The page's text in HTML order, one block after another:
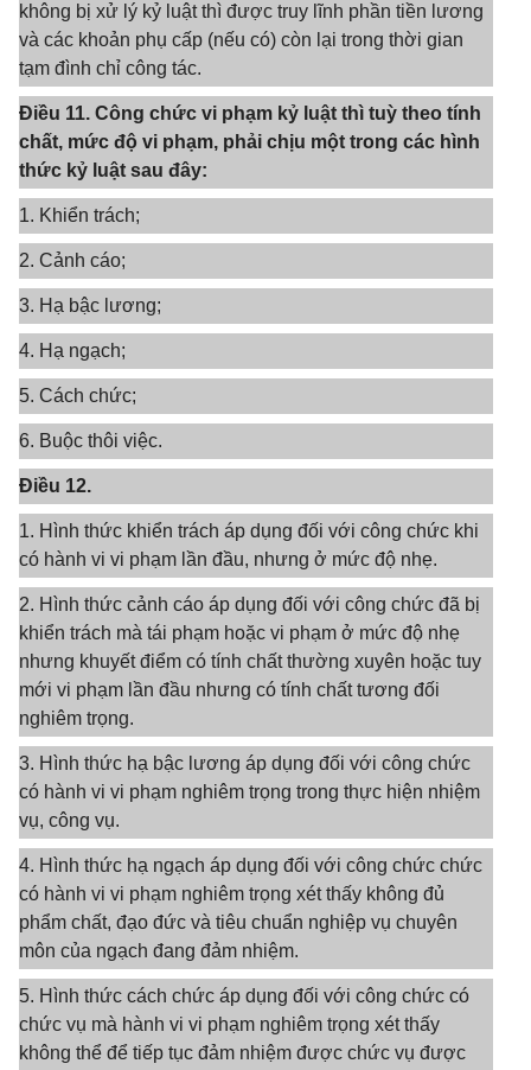
không bị xử lý kỷ luật thì được truy lĩnh phần tiền lương
và các khoản phụ cấp (nếu có) còn lại trong thời gian
tạm đình chỉ công tác.
Điều 11. Công chức vi phạm kỷ luật thì tuỳ theo tính
chất, mức độ vi phạm, phải chịu một trong các hình
thức kỷ luật sau đây:
1. Khiển trách;
2. Cảnh cáo;
3. Hạ bậc lương;
4. Hạ ngạch;
5. Cách chức;
6. Buộc thôi việc.
Điều 12.
1. Hình thức khiển trách áp dụng đối với công chức khi
có hành vi vi phạm lần đầu, nhưng ở mức độ nhẹ.
2. Hình thức cảnh cáo áp dụng đối với công chức đã bị
khiển trách mà tái phạm hoặc vi phạm ở mức độ nhẹ
nhưng khuyết điểm có tính chất thường xuyên hoặc tuy
mới vi phạm lần đầu nhưng có tính chất tương đối
nghiêm trọng.
3. Hình thức hạ bậc lương áp dụng đối với công chức
có hành vi vi phạm nghiêm trọng trong thực hiện nhiệm
vụ, công vụ.
4. Hình thức hạ ngạch áp dụng đối với công chức chức
có hành vi vi phạm nghiêm trọng xét thấy không đủ
phẩm chất, đạo đức và tiêu chuẩn nghiệp vụ chuyên
môn của ngạch đang đảm nhiệm.
5. Hình thức cách chức áp dụng đối với công chức có
chức vụ mà hành vi vi phạm nghiêm trọng xét thấy
không thể để tiếp tục đảm nhiệm được chức vụ được